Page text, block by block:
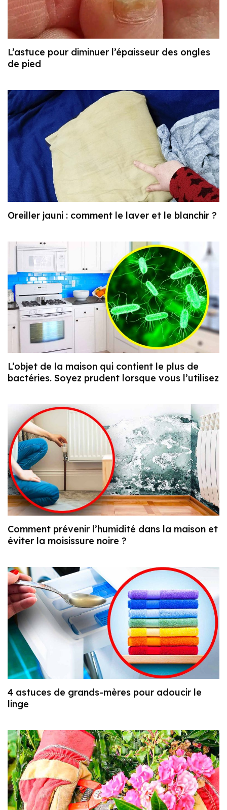
L’astuce pour diminuer l’épaisseur des ongles
de pied
Oreiller jauni : comment le laver et le blanchir ?
L’objet de la maison qui contient le plus de
bactéries. Soyez prudent lorsque vous l’utilisez
Comment prévenir l’humidité dans la maison et
éviter la moisissure noire ?
4 astuces de grands-mères pour adoucir le
linge